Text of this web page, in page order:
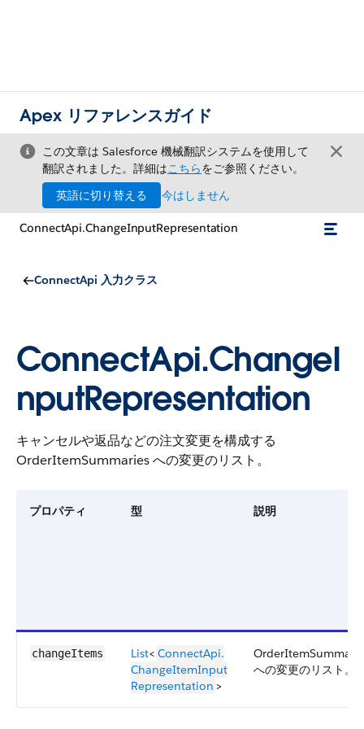
Apex リファレンスガイド
この文章は Salesforce 機械翻訳システムを使用して
翻訳されました。詳細はこちらをご参照ください。
英語に切り替える
今はしません
ConnectApi.ChangeInputRepresentation
ConnectApi 入力クラス
ConnectApi.ChangeI
nputRepresentation
キャンセルや返品などの注文変更を構成する
OrderItemSummaries への変更のリスト。
プロパティ 型 説明
changeItems List< ConnectApi.​
ChangeItemInput​
Representation >
への変更のリスト。